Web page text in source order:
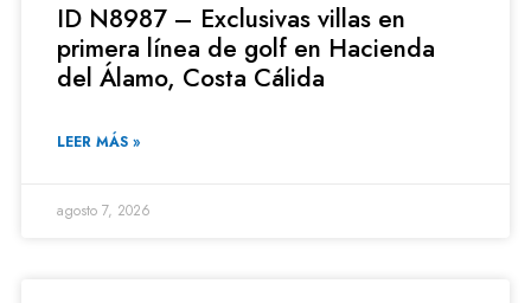
ID N8987 – Exclusivas villas en
primera línea de golf en Hacienda
del Álamo, Costa Cálida
LEER MÁS »
agosto 7, 2026